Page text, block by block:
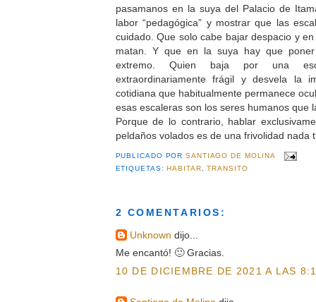
pasamanos en la suya del Palacio de
labor “pedagógica” y mostrar que las
cuidado. Que solo cabe bajar despacio y
matan. Y que en la suya hay que
extremo. Quien baja por una
extraordinariamente frágil y desvela la
cotidiana que habitualmente permanece
esas escaleras son los seres humanos que
Porque de lo contrario, hablar
peldaños volados es de una frivolidad nada
PUBLICADO PORSANTIAGO DE MOLINA
ETIQUETAS:HABITAR,TRANSITO
2 COMENTARIOS:
Unknown dijo...
Me encantó! 🙂 Gracias.
10 DE DICIEMBRE DE 2021 A LAS